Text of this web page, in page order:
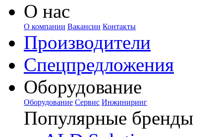
О нас
О компании Вакансии Контакты
Производители
Спецпредложения
Оборудование
Оборудование Сервис Инжиниринг
Популярные бренды